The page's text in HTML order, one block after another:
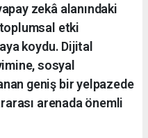
zekâ alanındaki
etki
koydu. Dijital
sosyal
geniş bir yelpazede
arenada önemli